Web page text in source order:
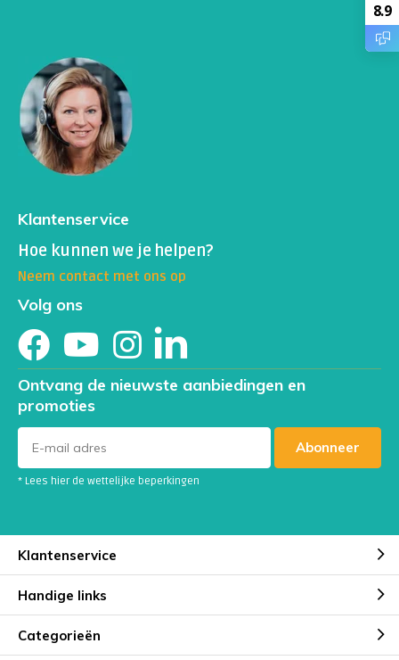
Klantenservice
Hoe kunnen we je helpen?
Neem contact met ons op
Volg ons
Ontvang de nieuwste aanbiedingen en
promoties
Abonneer
* Lees hier de wettelijke beperkingen
Klantenservice
Handige links
Categorieën
8.9